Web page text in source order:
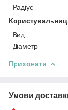
Радіус
Вид
Діаметр
Приховати
Умови